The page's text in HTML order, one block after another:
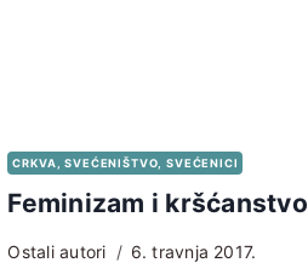
CRKVA, SVEĆENIŠTVO, SVEĆENICI
Feminizam i kršćanstvo
Ostali autori 6. travnja 2017.